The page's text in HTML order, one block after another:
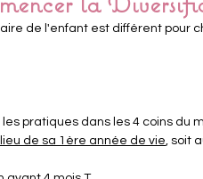
de l'enfant est différent pour
pratiques dans les 4 coins du
de sa 1ère année de vie , soit